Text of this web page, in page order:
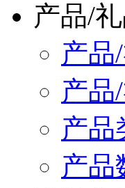
产品/
产品
产品
产品
产品